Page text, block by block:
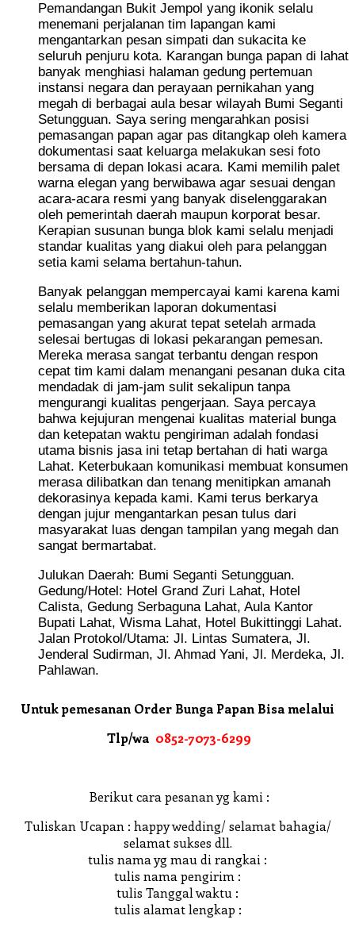
Pemandangan Bukit Jempol yang ikonik selalu
menemani perjalanan tim lapangan kami
mengantarkan pesan simpati dan sukacita ke
seluruh penjuru kota. Karangan bunga papan di lahat
banyak menghiasi halaman gedung pertemuan
instansi negara dan perayaan pernikahan yang
megah di berbagai aula besar wilayah Bumi Seganti
Setungguan. Saya sering mengarahkan posisi
pemasangan papan agar pas ditangkap oleh kamera
dokumentasi saat keluarga melakukan sesi foto
bersama di depan lokasi acara. Kami memilih palet
warna elegan yang berwibawa agar sesuai dengan
acara-acara resmi yang banyak diselenggarakan
oleh pemerintah daerah maupun korporat besar.
Kerapian susunan bunga blok kami selalu menjadi
standar kualitas yang diakui oleh para pelanggan
setia kami selama bertahun-tahun.
Banyak pelanggan mempercayai kami karena kami
selalu memberikan laporan dokumentasi
pemasangan yang akurat tepat setelah armada
selesai bertugas di lokasi pekarangan pemesan.
Mereka merasa sangat terbantu dengan respon
cepat tim kami dalam menangani pesanan duka cita
mendadak di jam-jam sulit sekalipun tanpa
mengurangi kualitas pengerjaan. Saya percaya
bahwa kejujuran mengenai kualitas material bunga
dan ketepatan waktu pengiriman adalah fondasi
utama bisnis jasa ini tetap bertahan di hati warga
Lahat. Keterbukaan komunikasi membuat konsumen
merasa dilibatkan dan tenang menitipkan amanah
dekorasinya kepada kami. Kami terus berkarya
dengan jujur mengantarkan pesan tulus dari
masyarakat luas dengan tampilan yang megah dan
sangat bermartabat.
Julukan Daerah: Bumi Seganti Setungguan.
Gedung/Hotel: Hotel Grand Zuri Lahat, Hotel
Calista, Gedung Serbaguna Lahat, Aula Kantor
Bupati Lahat, Wisma Lahat, Hotel Bukittinggi Lahat.
Jalan Protokol/Utama: Jl. Lintas Sumatera, Jl.
Jenderal Sudirman, Jl. Ahmad Yani, Jl. Merdeka, Jl.
Pahlawan.
Untuk pemesanan Order Bunga Papan Bisa melalui
Tlp/wa 0852-7073-6299
Berikut cara pesanan yg kami :
Tuliskan Ucapan : happy wedding/ selamat bahagia/
selamat sukses dll.
tulis nama yg mau di rangkai :
tulis nama pengirim :
tulis Tanggal waktu :
tulis alamat lengkap :